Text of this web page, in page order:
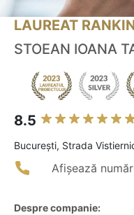
LAUREAT
STOEAN IOANA
8.5
Bucureşti, Strada
Afișează
Despre companie: